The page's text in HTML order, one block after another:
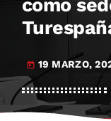
como
today 19 MARZO,